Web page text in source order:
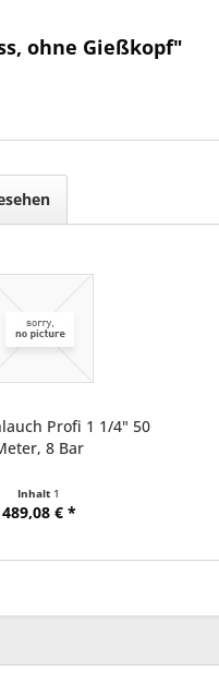
ohne Gießkopf"
Profi 1 1/4" 50
8 Bar
Inhalt 1
489,08 € *